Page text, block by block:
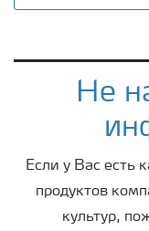
Не
Если у Вас есть
продуктов
культур,